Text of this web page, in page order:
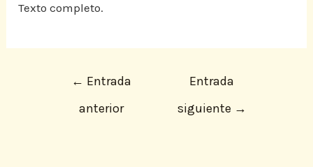
Texto completo.
← Entrada
anterior
Entrada
siguiente →